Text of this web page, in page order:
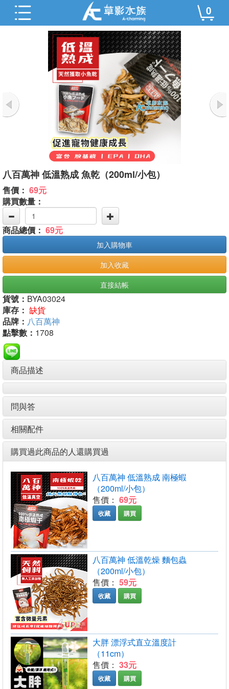
0
八百萬神 低溫熟成 魚乾（200ml/小包）
售價： 69元
購買數量：
商品總價： 69元
加入購物車
加入收藏
直接結帳
貨號： BYA03024
庫存： 缺貨
品牌： 八百萬神
點擊數： 1708
商品描述
問與答
相關配件
購買過此商品的人還購買過
八百萬神 低溫熟成 南極蝦
（200ml/小包）
售價： 69元
收藏 購買
八百萬神 低溫乾燥 麵包蟲
（200ml/小包）
售價： 59元
收藏 購買
大胖 漂浮式直立溫度計
（11cm）
售價： 33元
收藏 購買